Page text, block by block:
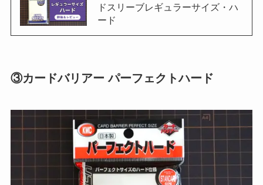
ドスリーブレギュラーサイズ・ハ
ード
③カードバリアー パーフェクトハード